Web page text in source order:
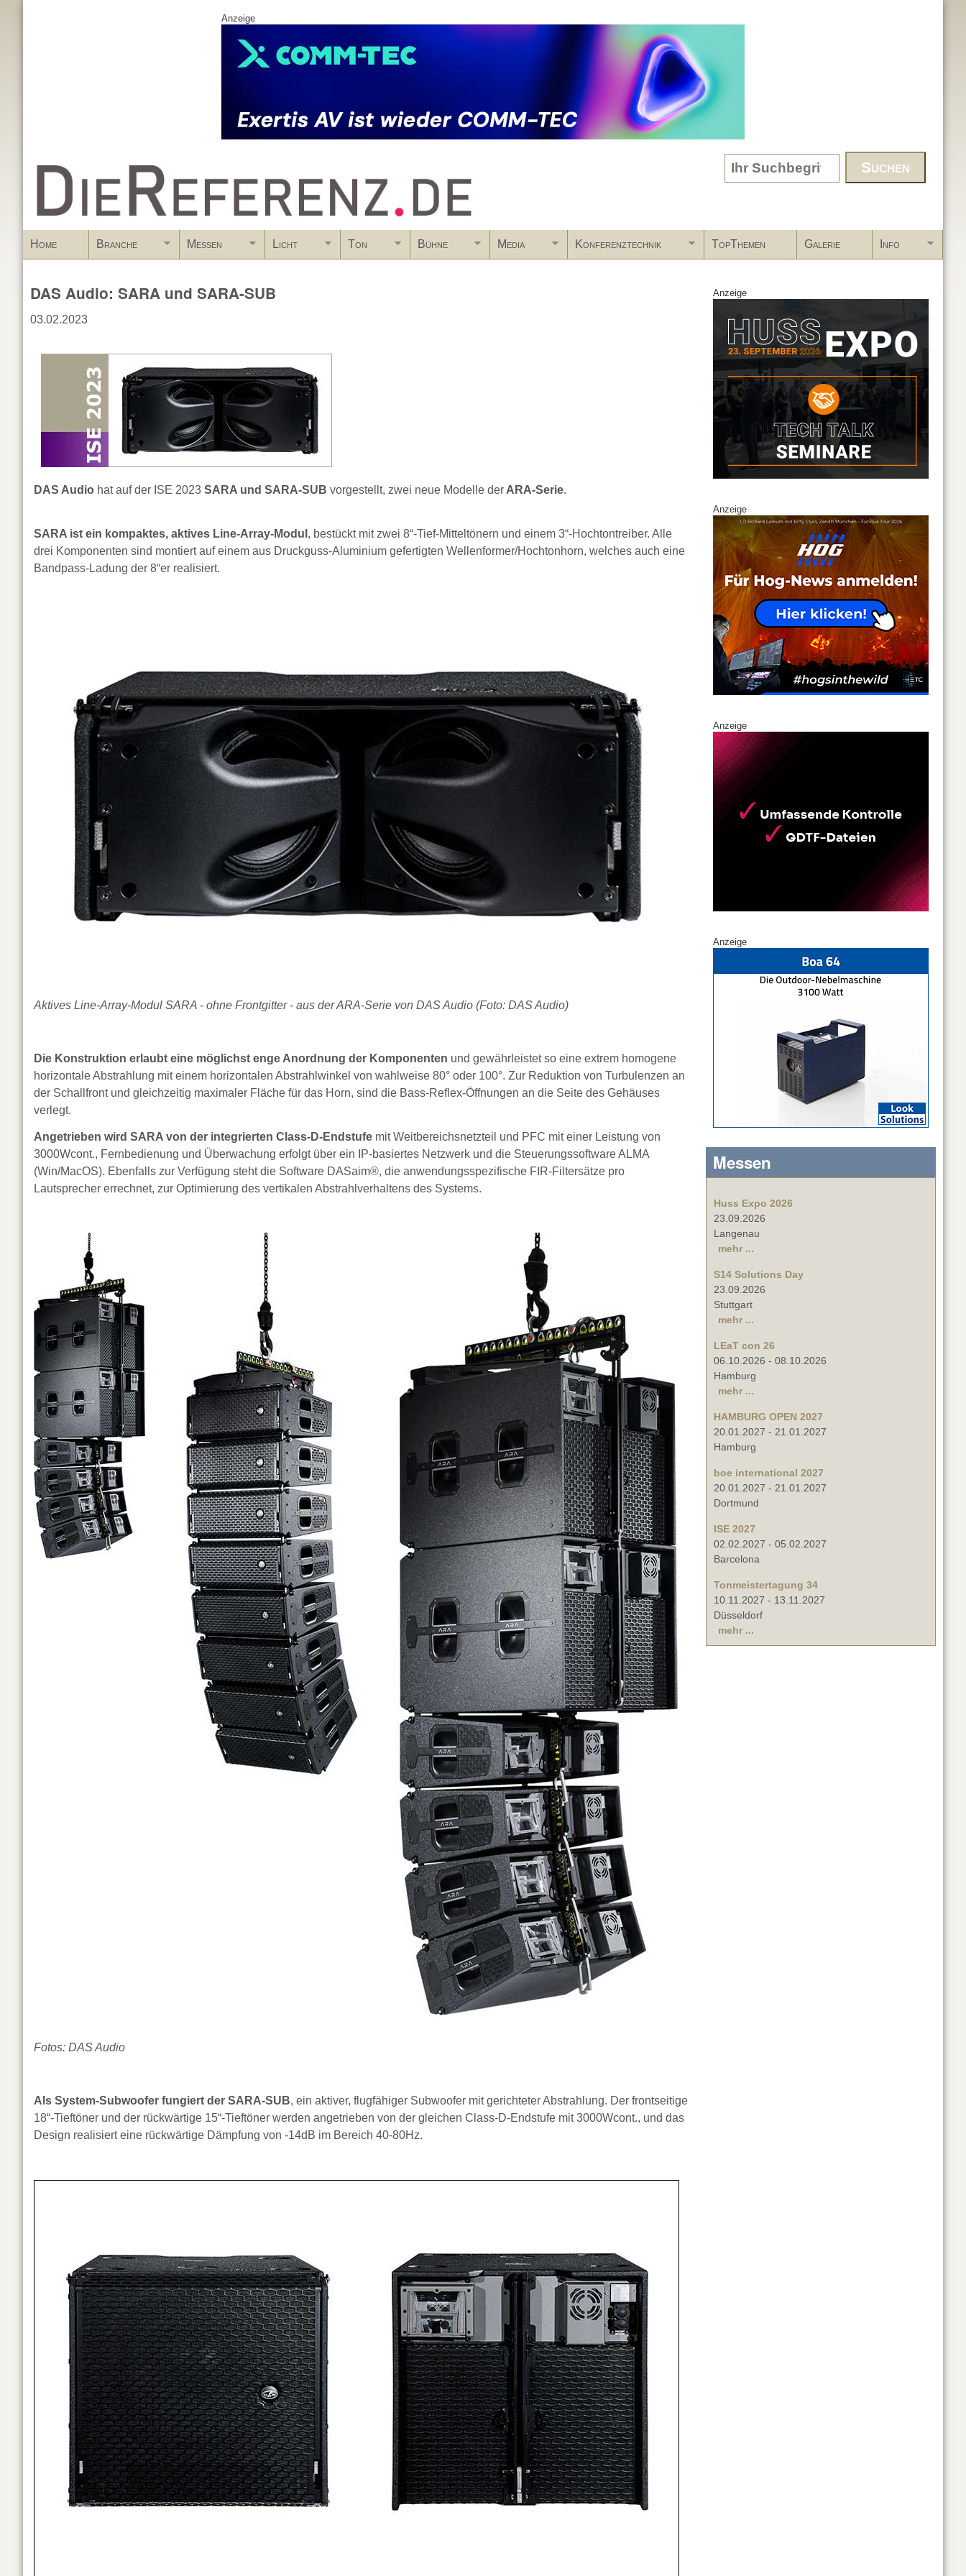
Anzeige
www.DieReferenz.de Search form
Home Branche Messen Licht Ton Bühne Media Konferenztechnik TopThemen Galerie Info
DAS Audio: SARA und SARA-SUB
03.02.2023
DAS Audio hat auf der ISE 2023 SARA und SARA-SUB vorgestellt, zwei neue Modelle der ARA-Serie.
SARA ist ein kompaktes, aktives Line-Array-Modul , bestückt mit zwei 8“-Tief-Mitteltönern und einem 3“-Hochtontreiber. Alle
drei Komponenten sind montiert auf einem aus Druckguss-Aluminium gefertigten Wellenformer/Hochtonhorn, welches auch eine
Bandpass-Ladung der 8“er realisiert.
Aktives Line-Array-Modul SARA - ohne Frontgitter - aus der ARA-Serie von DAS Audio (Foto: DAS Audio)
Die Konstruktion erlaubt eine möglichst enge Anordnung der Komponenten und gewährleistet so eine extrem homogene
horizontale Abstrahlung mit einem horizontalen Abstrahlwinkel von wahlweise 80° oder 100°. Zur Reduktion von Turbulenzen an
der Schallfront und gleichzeitig maximaler Fläche für das Horn, sind die Bass-Reflex-Öffnungen an die Seite des Gehäuses
verlegt.
Angetrieben wird SARA von der integrierten Class-D-Endstufe mit Weitbereichsnetzteil und PFC mit einer Leistung von
3000Wcont., Fernbedienung und Überwachung erfolgt über ein IP-basiertes Netzwerk und die Steuerungssoftware ALMA
(Win/MacOS). Ebenfalls zur Verfügung steht die Software DASaim®, die anwendungsspezifische FIR-Filtersätze pro
Lautsprecher errechnet, zur Optimierung des vertikalen Abstrahlverhaltens des Systems.
Fotos: DAS Audio
Als System-Subwoofer fungiert der SARA-SUB, ein aktiver, flugfähiger Subwoofer mit gerichteter Abstrahlung. Der frontseitige
18“-Tieftöner und der rückwärtige 15“-Tieftöner werden angetrieben von der gleichen Class-D-Endstufe mit 3000Wcont., und das
Design realisiert eine rückwärtige Dämpfung von -14dB im Bereich 40-80Hz.
Anzeige
Anzeige
Anzeige
Anzeige
Messen
Huss Expo 2026
23.09.2026
Langenau
mehr ...
S14 Solutions Day
23.09.2026
Stuttgart
mehr ...
LEaT con 26
06.10.2026 - 08.10.2026
Hamburg
mehr ...
HAMBURG OPEN 2027
20.01.2027 - 21.01.2027
Hamburg
boe international 2027
20.01.2027 - 21.01.2027
Dortmund
ISE 2027
02.02.2027 - 05.02.2027
Barcelona
Tonmeistertagung 34
10.11.2027 - 13.11.2027
Düsseldorf
mehr ...